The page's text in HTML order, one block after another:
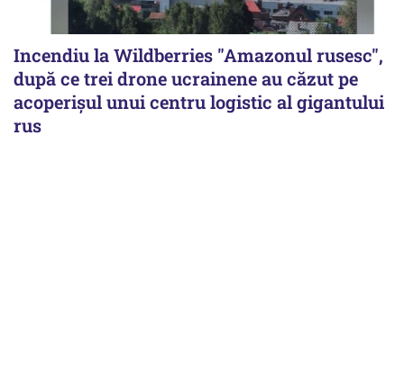
Incendiu la Wildberries "Amazonul rusesc",
după ce trei drone ucrainene au căzut pe
acoperişul unui centru logistic al gigantului
rus